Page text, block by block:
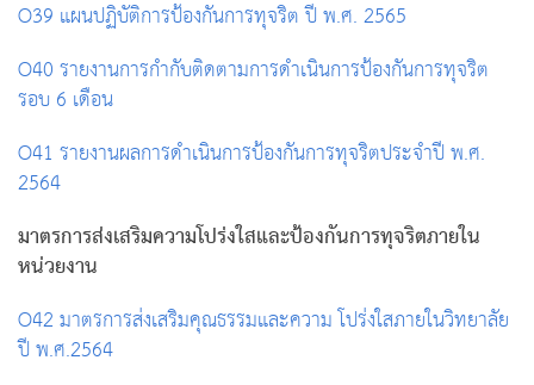
O39 แผนปฏิบัติการป้องกันการทุจริต ปี พ.ศ. 2565
O40 รายงานการกำกับติดตามการดำเนินการป้องกันการทุจริต
รอบ 6 เดือน
O41 รายงานผลการดำเนินการป้องกันการทุจริตประจำปี พ.ศ.
2564
มาตรการส่งเสริมความโปร่งใสและป้องกันการทุจริตภายใน
หน่วยงาน
O42 มาตรการส่งเสริมคุณธรรมและความ โปร่งใสภายในวิทยาลัย
ปี พ.ศ.2564